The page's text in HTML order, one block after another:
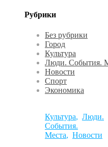
Рубрики
Без рубрики
Город
Культура
Люди. События.
Новости
Спорт
Экономика
Культура, Люди.
События.
Места, Новости